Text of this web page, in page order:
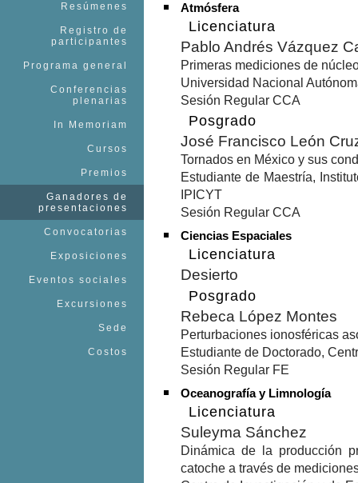
Resúmenes
Registro de
participantes
Programa general
Conferencias
plenarias
In Memoriam
Cursos
Premios
Ganadores de
presentaciones
Convocatorias
Exposiciones
Eventos sociales
Excursiones
Sede
Costos
Atmósfera
Licenciatura
Pablo Andrés Vázquez
Primeras mediciones de
Universidad Nacional
Sesión Regular CCA
Posgrado
José Francisco León
Tornados en México y sus
Estudiante de Maestría,
IPICYT
Sesión Regular CCA
Ciencias Espaciales
Licenciatura
Desierto
Posgrado
Rebeca López Montes
Perturbaciones ionosféricas
Estudiante de Doctorado,
Sesión Regular FE
Oceanografía y Limnología
Licenciatura
Suleyma Sánchez
Dinámica de la producción
catoche a través de